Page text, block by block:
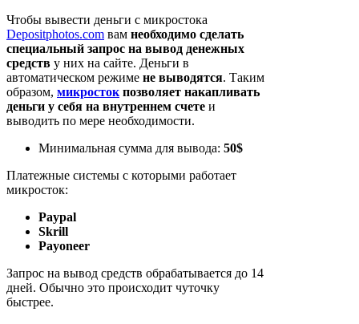
Чтобы вывести деньги с микростока
Depositphotos.com вам необходимо сделать
специальный запрос на вывод денежных
средств у них на сайте. Деньги в
автоматическом режиме не выводятся. Таким
образом, микросток позволяет накапливать
деньги у себя на внутреннем счете и
выводить по мере необходимости.
Минимальная сумма для вывода: 50$
Платежные системы с которыми работает
микросток:
Paypal
Skrill
Payoneer
Запрос на вывод средств обрабатывается до 14
дней. Обычно это происходит чуточку
быстрее.